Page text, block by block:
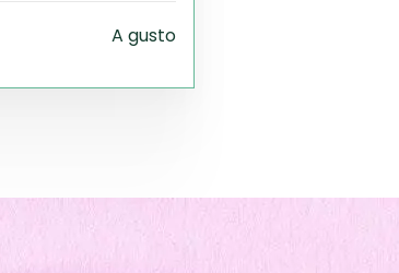
A gusto